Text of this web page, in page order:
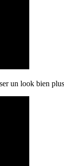
un look bien